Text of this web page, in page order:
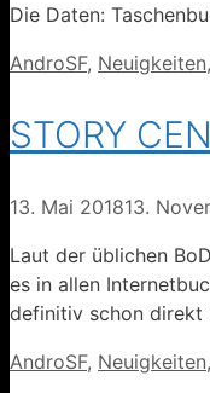
Die Daten:
Kategorien
AndroSF, Neuigkeiten,
STORY
13. Mai 201813.
Laut der üblichen
es in allen
definitiv schon direkt
Kategorien
AndroSF, Neuigkeiten,